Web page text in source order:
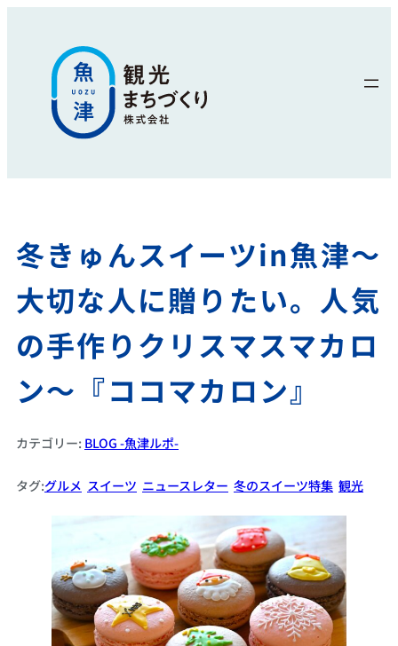
冬きゅんスイーツin魚津～
大切な人に贈りたい。人気
の手作りクリスマスマカロ
ン～『ココマカロン』
カテゴリー: BLOG -魚津ルポ-
タグ:グルメ スイーツ ニュースレター 冬のスイーツ特集 観光